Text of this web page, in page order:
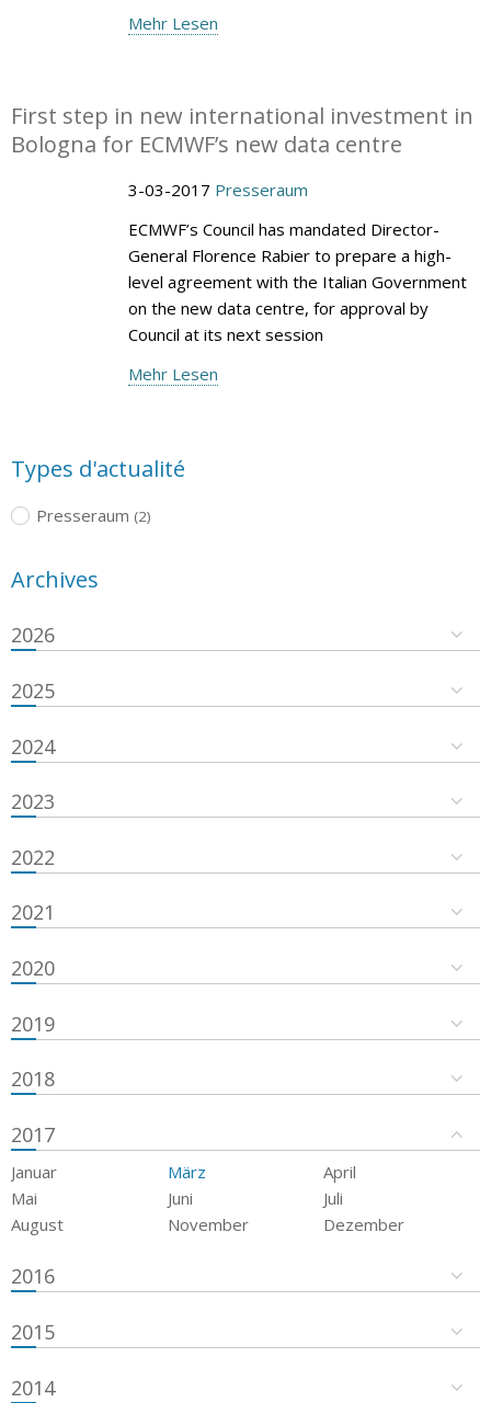
Mehr Lesen
First step in new international investment in
Bologna for ECMWF’s new data centre
3-03-2017 Presseraum
ECMWF’s Council has mandated Director-
General Florence Rabier to prepare a high-
level agreement with the Italian Government
on the new data centre, for approval by
Council at its next session
Mehr Lesen
Types d'actualité
Presseraum (2)
Archives
2026
2025
2024
2023
2022
2021
2020
2019
2018
2017
Januar März
April
Mai
Juni
Juli
August
November Dezember
2016
2015
2014